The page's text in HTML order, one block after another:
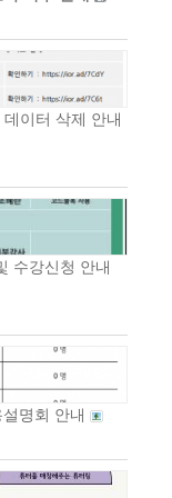
이터 삭제 안내
수강신청 안내
명회 안내